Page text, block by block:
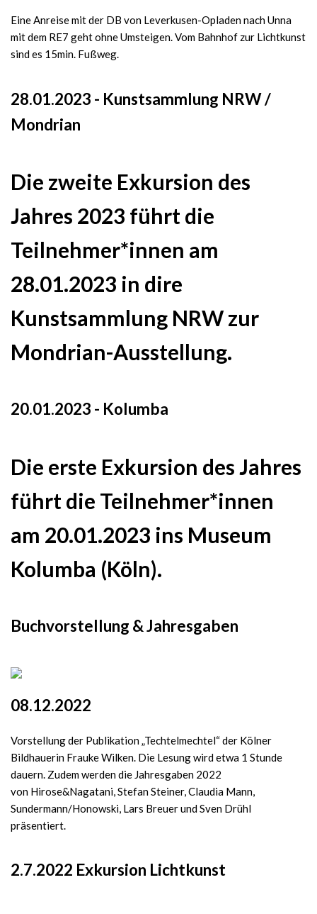
Eine Anreise mit der DB von Leverkusen-Opladen nach Unna
mit dem RE7 geht ohne Umsteigen. Vom Bahnhof zur Lichtkunst
sind es 15min. Fußweg.
28.01.2023 - Kunstsammlung NRW /
Mondrian
Die zweite Exkursion des
Jahres 2023 führt die
Teilnehmer*innen am
28.01.2023 in dire
Kunstsammlung NRW zur
Mondrian-Ausstellung.
20.01.2023 - Kolumba
Die erste Exkursion des Jahres
führt die Teilnehmer*innen
am 20.01.2023 ins Museum
Kolumba (Köln).
Buchvorstellung & Jahresgaben
08.12.2022
Vorstellung der Publikation „Techtelmechtel“ der Kölner
Bildhauerin Frauke Wilken. Die Lesung wird etwa 1 Stunde
dauern. Zudem werden die Jahresgaben 2022
von Hirose&Nagatani, Stefan Steiner, Claudia Mann,
Sundermann/Honowski, Lars Breuer und Sven Drühl
präsentiert.
2.7.2022 Exkursion Lichtkunst